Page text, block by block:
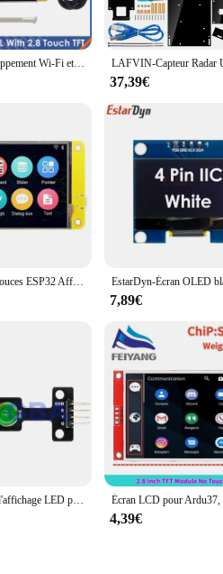
making it a hassle-free
availability and support from
display.
colors and high resolution, it sets
Carte de développement Wi-Fi et Bluetooth Ardu37LVGL, écran intelligent, technologie LCD TFT avec WROOM tactile, ESP32, 2.8 pouces, 240x320, 2.8 pouces
37,39€
RCMixer 2.8 pouces ESP32 Affichage ESP32-2432S028R 240*320 Écran LCD TFT 2.8 en effet Tech ILI9341 Pilote pour Ardu37IoT Smart Home
7,89€
Mini panneau d'affichage LED pour Ardu37, feu de circulation, modèle de système de feux de circulation, 5mm, DC 5V, 10 pièces
4,39€